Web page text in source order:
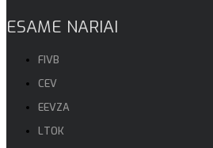
ESAME NARIAI
FIVB
CEV
EEVZA
LTOK